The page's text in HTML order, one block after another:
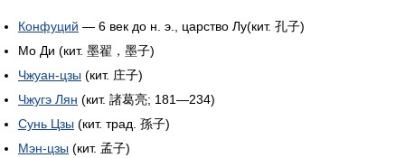
Конфуций — 6 век до н. э., царство Лу(кит. 孔子)
Мо Ди (кит. 墨翟，墨子)
Чжуан-цзы (кит. 庄子)
Чжугэ Лян (кит. 諸葛亮; 181—234)
Сунь Цзы (кит. трад. 孫子)
Мэн-цзы (кит. 孟子)